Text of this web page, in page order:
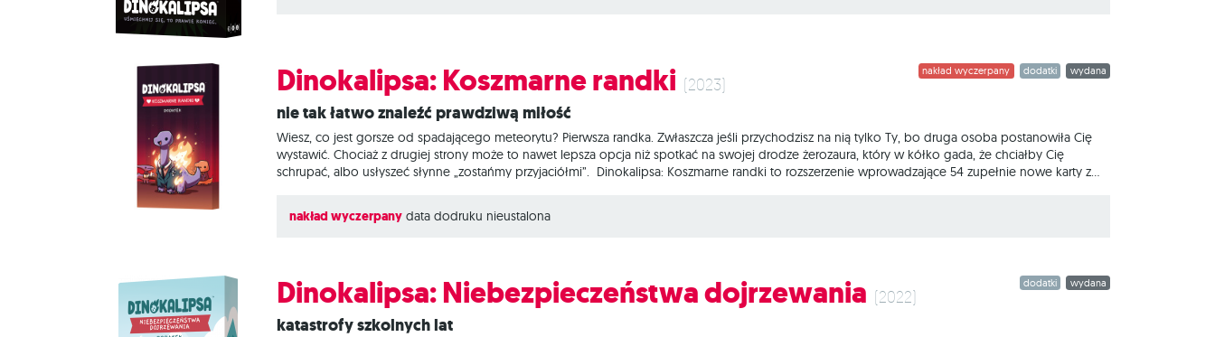
wydana
dodatki
nakład wyczerpany
Dinokalipsa: Koszmarne randki (2023)
Nie tak łatwo znaleźć prawdziwą miłość
Wiesz, co jest gorsze od spadającego meteorytu? Pierwsza randka. Zwłaszcza jeśli przychodzisz na nią tylko Ty, bo druga osoba postanowiła Cię
wystawić. Chociaż z drugiej strony może to nawet lepsza opcja niż spotkać na swojej drodze żerozaura, który w kółko gada, że chciałby Cię
schrupać, albo usłyszeć słynne „zostańmy przyjaciółmi”. Dinokalipsa: Koszmarne randki to rozszerzenie wprowadzające 54 zupełnie nowe karty z
nakład wyczerpany data dodruku nieustalona
wydana
dodatki
Dinokalipsa: Niebezpieczeństwa dojrzewania (2022)
Katastrofy szkolnych lat